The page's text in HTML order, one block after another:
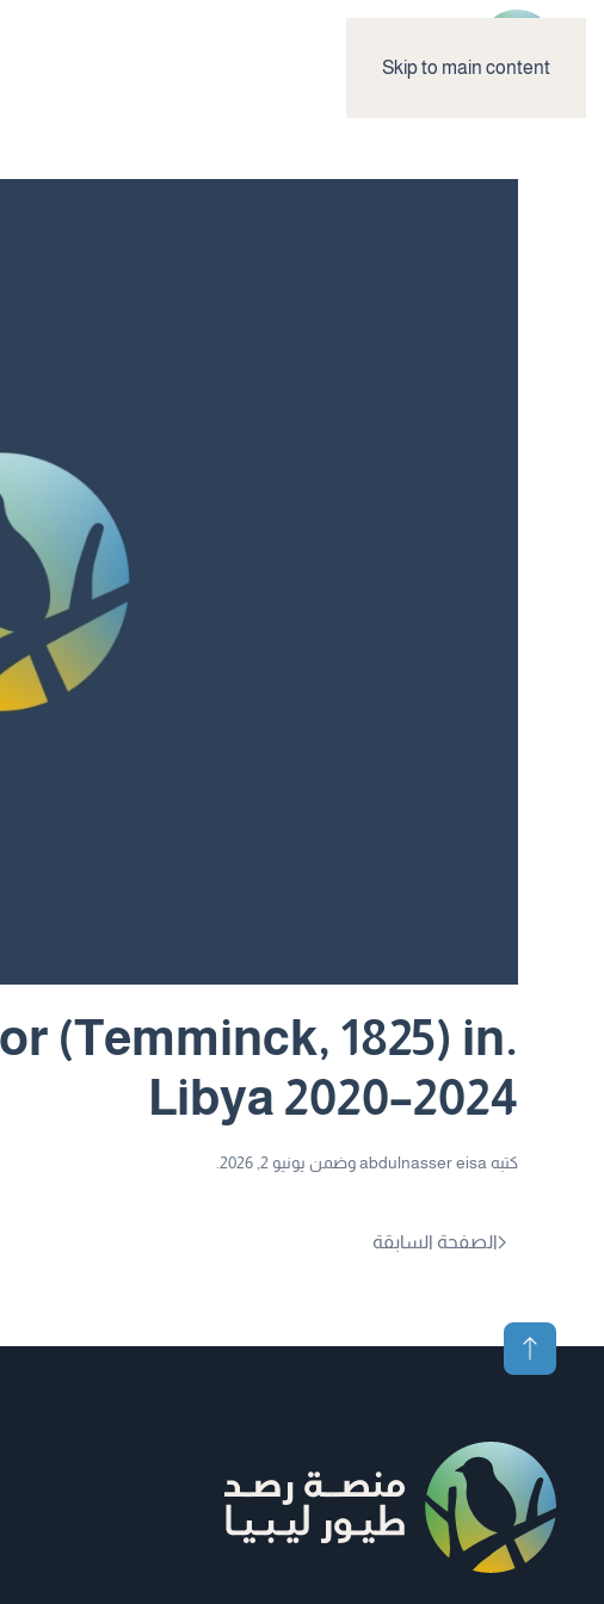
Skip to main content
(Temminck, 1825) in
Libya 2020–2024
كتبه abdulnasser eisaوضمن يونيو 2, 2026
الصفحة السابقة